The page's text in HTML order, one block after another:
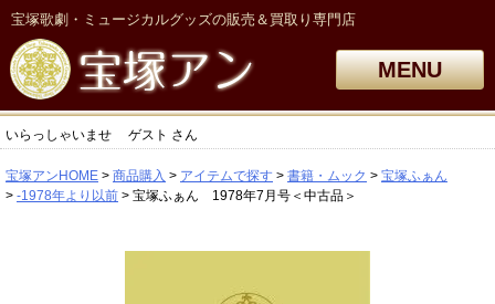
宝塚歌劇・ミュージカルグッズの販売＆買取り専門店
MENU
いらっしゃいませ ゲスト さん
宝塚アンHOME 商品購入 アイテムで探す 書籍・ムック
宝塚ふぁん
-1978年より以前
宝塚ふぁん 1978年7月号＜中古品＞